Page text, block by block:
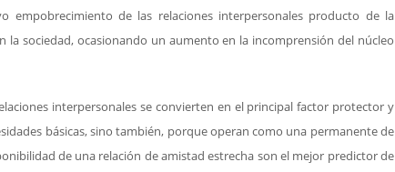
empobrecimiento de las relaciones interpersonales producto de la
la sociedad, ocasionando un aumento en la incomprensión del núcleo
interpersonales se convierten en el principal factor protector y
básicas, sino también, porque operan como una permanente de
de una relación de amistad estrecha son el mejor predictor de